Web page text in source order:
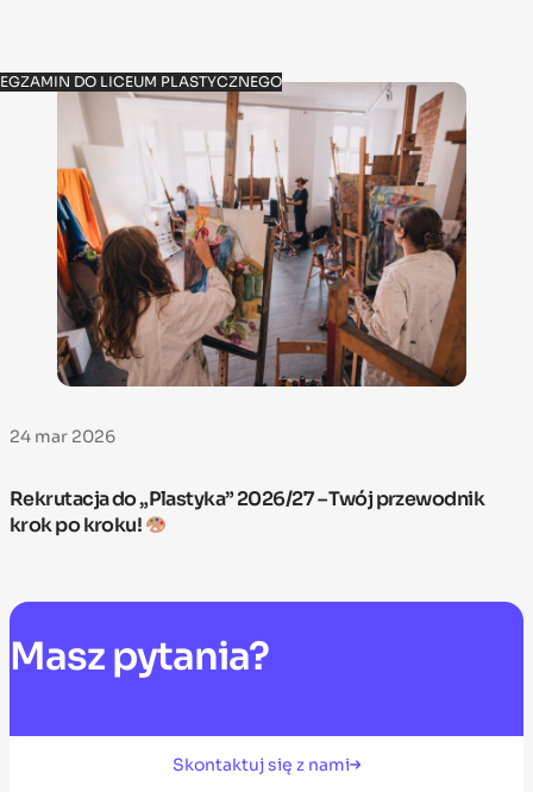
EGZAMIN DO LICEUM PLASTYCZNEGO
24 mar 2026
Rekrutacja do „Plastyka” 2026/27 – Twój przewodnik
krok po kroku!
Masz pytania?
Skontaktuj się z nami